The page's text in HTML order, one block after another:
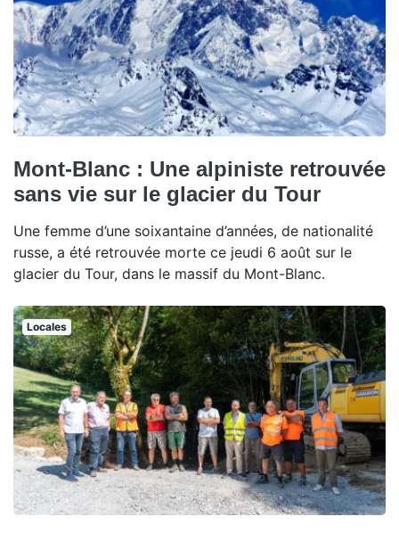
Mont-Blanc : Une alpiniste retrouvée
sans vie sur le glacier du Tour
Une femme d’une soixantaine d’années, de nationalité
russe, a été retrouvée morte ce jeudi 6 août sur le
glacier du Tour, dans le massif du Mont-Blanc.
Locales